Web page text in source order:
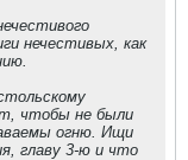
нечестивых, как
чтобы не были
огню. Ищи
главу 3-ю и что